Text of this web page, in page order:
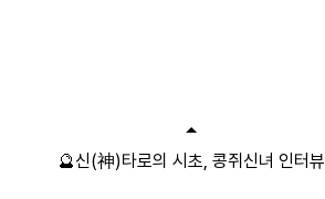
🔮신(神)타로의 시초, 콩쥐신녀 인터뷰